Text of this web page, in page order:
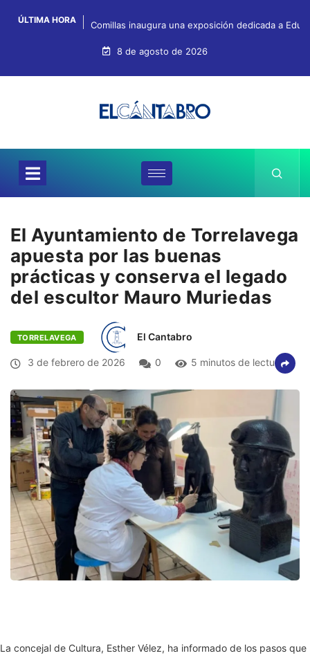
ÚLTIMA HORA Comillas inaugura una exposición dedicada a
8 de agosto de 2026
El Ayuntamiento de Torrelavega
apuesta por las buenas
prácticas y conserva el legado
del escultor Mauro Muriedas
TORRELAVEGA El Cantabro
3 de febrero de 2026 0 5 minutos de lectura
La concejal de Cultura, Esther Vélez, ha informado de los pasos que